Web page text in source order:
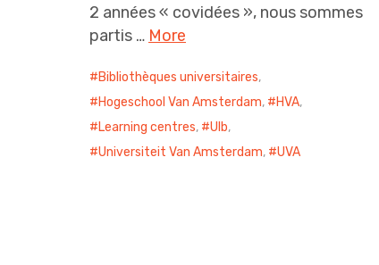
2 années « covidées », nous sommes
partis … More
Bibliothèques universitaires,
Hogeschool Van Amsterdam, HVA,
Learning centres, Ulb,
Universiteit Van Amsterdam, UVA